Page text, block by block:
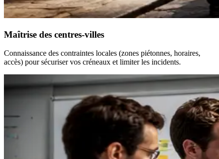
Maîtrise des centres-villes
Connaissance des contraintes locales (zones piétonnes, horaires,
accès) pour sécuriser vos créneaux et limiter les incidents.